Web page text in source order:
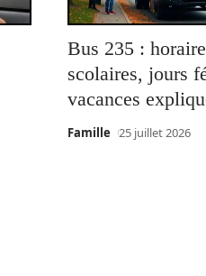
Bus 235 :
scolaires, jours
vacances
Famille 25 juillet 2026